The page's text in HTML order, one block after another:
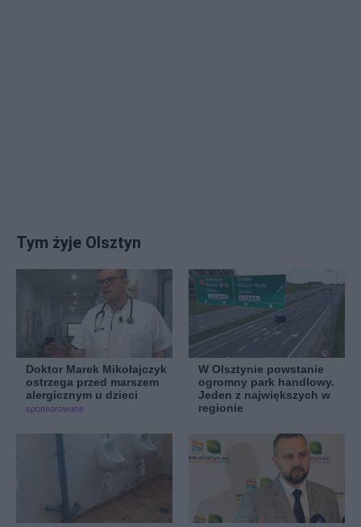
Tym żyje Olsztyn
Doktor Marek Mikołajczyk
ostrzega przed marszem
alergicznym u dzieci
sponsorowane
W Olsztynie powstanie
ogromny park handlowy.
Jeden z największych w
regionie